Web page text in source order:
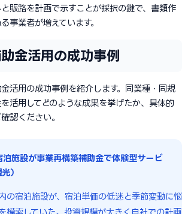
販路を計画で示すことが採択の鍵で、書類作
事業者が増えています。
金活用の成功事例
活用の成功事例を紹介します。同業種・同規
活用してどのような成果を挙げたか、具体的
認ください。
泊施設が事業再構築補助金で体験型サービ
）
の宿泊施設が、宿泊単価の低迷と季節変動に悩
模索していた。投資規模が大きく自社での計画